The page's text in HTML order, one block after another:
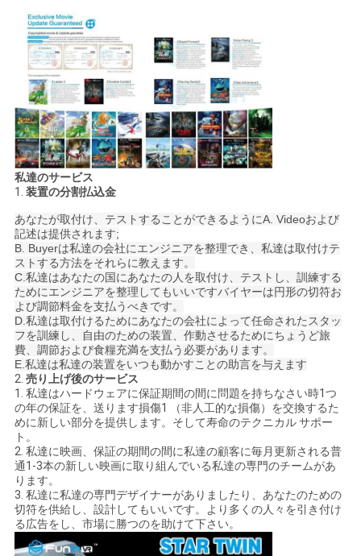
私達のサービス
1. 装置の分割払込金
あなたが取付け、テストすることができるようにA. Videoおよび
記述は提供されます;
B. Buyerは私達の会社にエンジニアを整理でき、私達は取付けテ
ストする方法をそれらに教えます。
C.私達はあなたの国にあなたの人を取付け、テストし、訓練する
ためにエンジニアを整理してもいいですバイヤーは円形の切符お
よび調節料金を支払うべきです。
D.私達は取付けるためにあなたの会社によって任命されたスタッ
フを訓練し、自由のための装置、作動させるためにちょうど旅
費、調節および食糧充満を支払う必要があります。
E.私達は私達の装置をいつも動かすことの助言を与えます
2. 売り上げ後のサービス
1. 私達はハードウェアに保証期間の間に問題を持ちなさい時1つ
の年の保証を、送ります損傷1 （非人工的な損傷）を交換するた
めに新しい部分を提供します。そして寿命のテクニカル サポー
ト。
2. 私達に映画、保証の期間の間に私達の顧客に毎月更新される普
通1-3本の新しい映画に取り組んでいる私達の専門のチームがあ
ります。
3. 私達に私達の専門デザイナーがありましたり、あなたのための
切符を供給し、設計してもいいです。より多くの人々を引き付け
る広告をし、市場に勝つのを助けて下さい。